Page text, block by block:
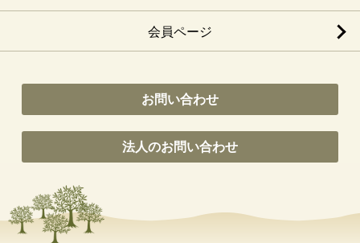
会員ページ
お問い合わせ
法人のお問い合わせ